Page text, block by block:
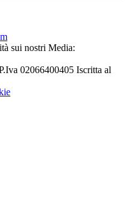
sui nostri Media:
02066400405 Iscritta al